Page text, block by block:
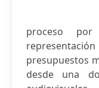
proceso
presupuestos
desde una